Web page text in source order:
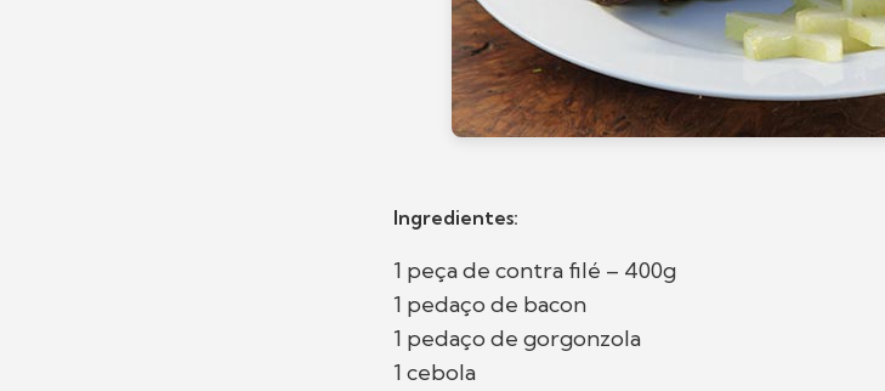
Ingredientes:
1 peça de contra filé – 400g
1 pedaço de bacon
1 pedaço de gorgonzola
1 cebola